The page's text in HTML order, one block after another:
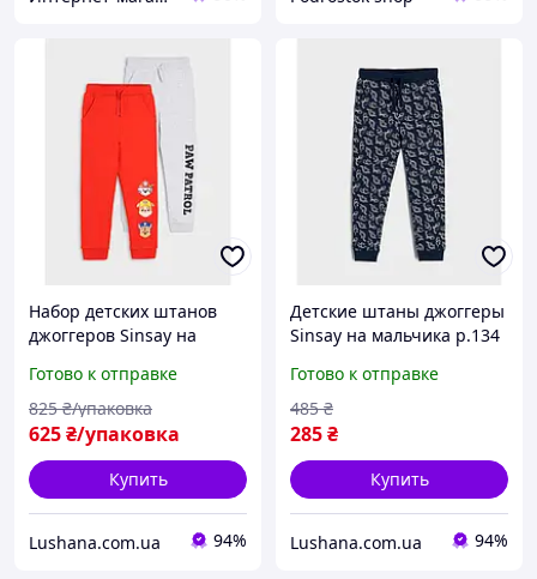
Набор детских штанов
джоггеров Sinsay на
Щенячий Патруль
Готово к отправке
625₴/упаковка
825 ₴/упаковка
Купить
Lushana.com.ua 94%
Детские штаны джоггеры
Sinsay на мальчика р.134
маломер
Готово к отправке
285₴
485 ₴
Купить
Lushana.com.ua 94%